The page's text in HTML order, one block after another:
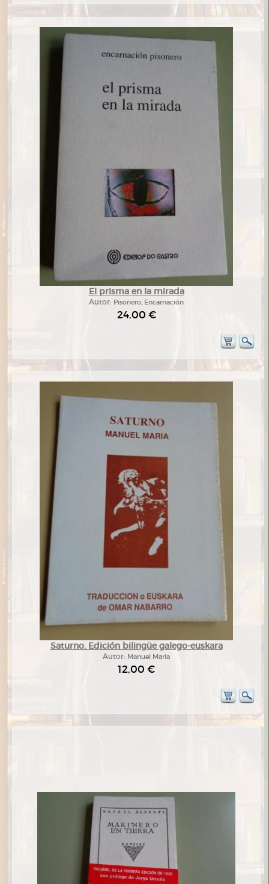
El prisma en la mirada
Autor: Pisonero, Encarnación
24,00 €
Saturno. Edición bilingüe galego-euskara
Autor: Manuel María
12,00 €